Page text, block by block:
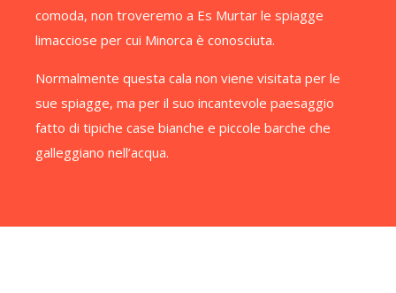
comoda, non troveremo a Es Murtar le spiagge
limacciose per cui Minorca è conosciuta.
Normalmente questa cala non viene visitata per le
sue spiagge, ma per il suo incantevole paesaggio
fatto di tipiche case bianche e piccole barche che
galleggiano nell’acqua.